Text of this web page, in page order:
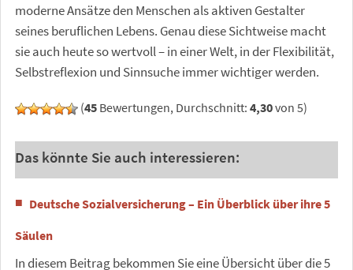
moderne Ansätze den Menschen als aktiven Gestalter
seines beruflichen Lebens. Genau diese Sichtweise macht
sie auch heute so wertvoll – in einer Welt, in der Flexibilität,
Selbstreflexion und Sinnsuche immer wichtiger werden.
(45 Bewertungen, Durchschnitt: 4,30von 5)
Das könnte Sie auch interessieren:
Deutsche Sozialversicherung – Ein Überblick über ihre 5
Säulen
In diesem Beitrag bekommen Sie eine Übersicht über die 5